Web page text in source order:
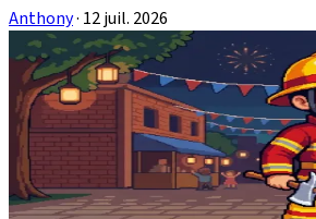
Anthony· 12 juil. 2026